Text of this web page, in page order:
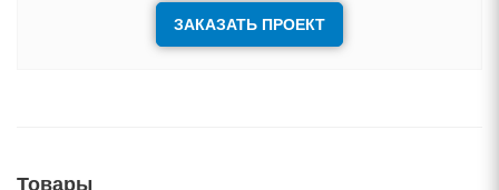
ЗАКАЗАТЬ ПРОЕКТ
Товары